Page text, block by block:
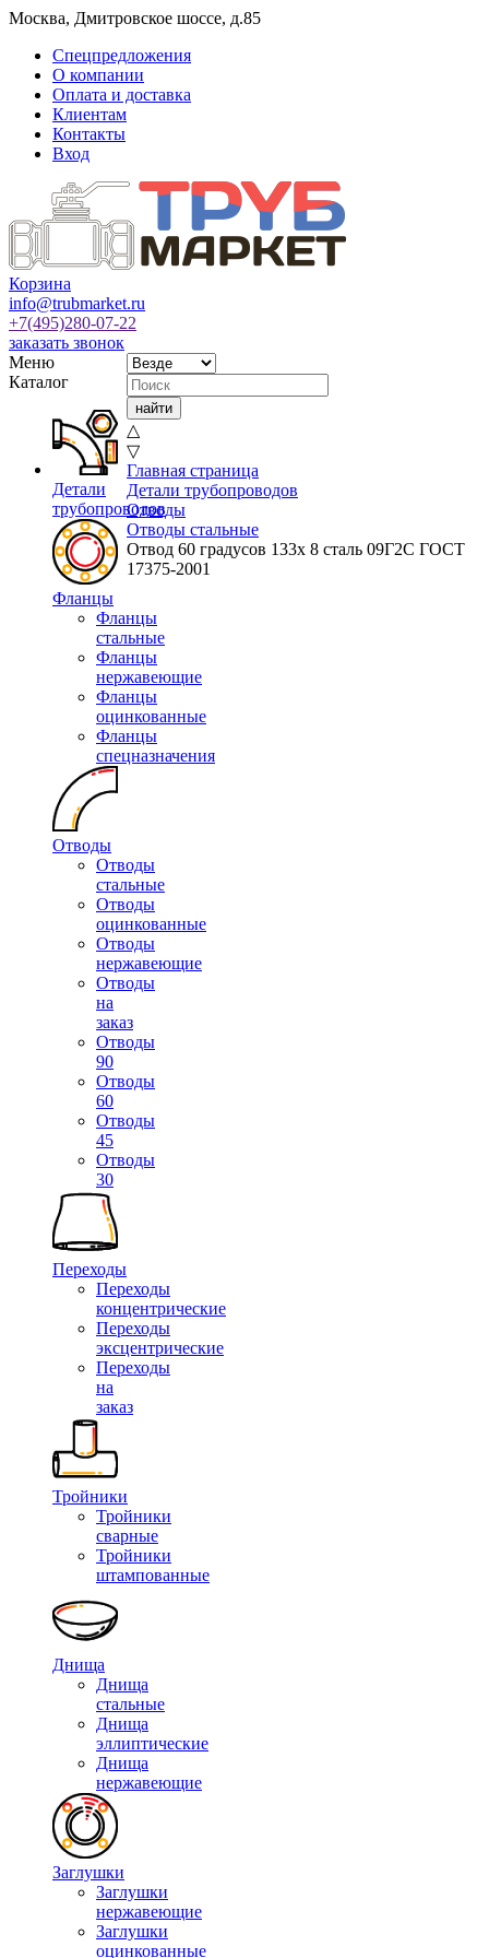
Москва, Дмитровское шоссе, д.85
Спецпредложения
О компании
Оплата и доставка
Клиентам
Контакты
Вход
Корзина
info@trubmarket.ru
+7(495)280-07-22
заказать звонок
Меню
Каталог
Детали
трубопроводов
Фланцы
Фланцы
стальные
Фланцы
нержавеющие
Фланцы
оцинкованные
Фланцы
спецназначения
Отводы
Отводы
стальные
Отводы
оцинкованные
Отводы
нержавеющие
Отводы
на
заказ
Отводы
90
Отводы
60
Отводы
45
Отводы
30
Переходы
Переходы
концентрические
Переходы
эксцентрические
Переходы
на
заказ
Тройники
Тройники
сварные
Тройники
штампованные
Днища
Днища
стальные
Днища
эллиптические
Днища
нержавеющие
Заглушки
Заглушки
нержавеющие
Заглушки
оцинкованные
△
▽
Главная страница
Детали трубопроводов
Отводы
Отводы стальные
Отвод 60 градусов 133х 8 сталь 09Г2С ГОСТ
17375-2001